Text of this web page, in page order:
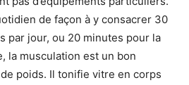
de façon à y consacrer 30
par jour, ou 20 minutes pour la
la musculation est un bon
poids. Il tonifie vitre en corps